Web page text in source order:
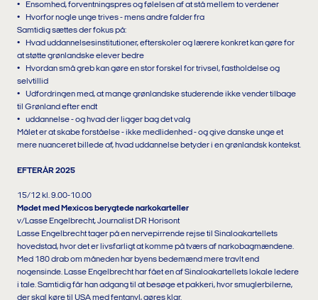
• Ensomhed, forventningspres og følelsen af at stå mellem to verdener
• Hvorfor nogle unge trives - mens andre falder fra
Samtidig sættes der fokus på:
• Hvad uddannelsesinstitutioner, efterskoler og lærere konkret kan gøre for
at støtte grønlandske elever bedre
• Hvordan små greb kan gøre en stor forskel for trivsel, fastholdelse og
selvtillid
• Udfordringen med, at mange grønlandske studerende ikke vender tilbage
til Grønland efter endt
• uddannelse - og hvad der ligger bag det valg
Målet er at skabe forståelse - ikke medlidenhed - og give danske unge et
mere nuanceret billede af, hvad uddannelse betyder i en grønlandsk kontekst.
EFTERÅR 2025
15/12 kl. 9.00-10.00
Mødet med Mexicos berygtede narkokarteller
v/Lasse Engelbrecht, Journalist DR Horisont
Lasse Engelbrecht tager på en nervepirrende rejse til Sinaloakartellets
hovedstad, hvor det er livsfarligt at komme på tværs af narkobagmændene.
Med 180 drab om måneden har byens bedemænd mere travlt end
nogensinde. Lasse Engelbrecht har fået en af Sinaloakartellets lokale ledere
i tale. Samtidig får han adgang til at besøge et pakkeri, hvor smuglerbilerne,
der skal køre til USA med fentanyl, gøres klar.